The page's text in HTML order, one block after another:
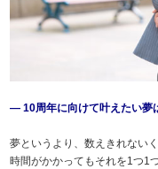
― 10周年に向けて叶えたい夢
夢というより、数えきれない
時間がかかってもそれを1つ1